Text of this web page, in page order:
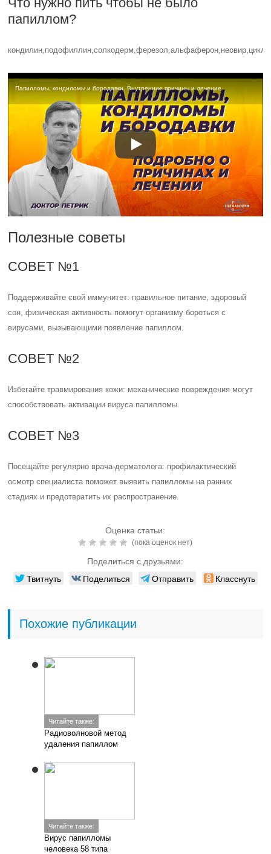
папиллом?
Папилломы, кондиломы и бородавки. Внутренние причины и лечение.
Полезные советы
СОВЕТ №1
Поддерживайте свой иммунитет: правильное питание, здоровый
сон, физическая активность помогут организму бороться с
вирусами, вызывающими появление папиллом.
СОВЕТ №2
Избегайте травмирования кожи: механические повреждения могут
способствовать активации вируса папилломы.
СОВЕТ №3
Посещайте регулярно врача-дерматолога: профилактический
осмотр специалиста поможет выявить папилломы на ранних
стадиях и предотвратить их распространение.
Оценка статьи:
(пока оценок нет)
Поделиться с друзьями:
Твитнуть Поделиться Отправить Класснуть
Похожие публикации
Читайте также:
Радиоволновой метод
удаления папиллом
Читайте также:
Вирус папилломы
человека 58 типа